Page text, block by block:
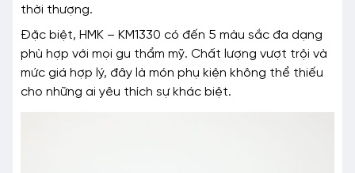
thời thượng.
Đặc biệt, HMK – KM1330 có đến 5 màu sắc đa dạng
phù hợp với mọi gu thẩm mỹ. Chất lượng vượt trội và
mức giá hợp lý, đây là món phụ kiện không thể thiếu
cho những ai yêu thích sự khác biệt.